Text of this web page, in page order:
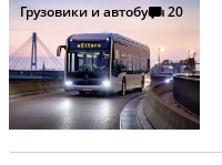
Грузовики и автобусы20